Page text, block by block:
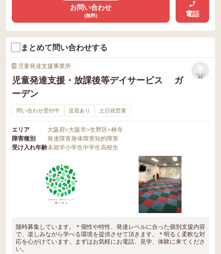
お問い合わせ
(無料) 電話
まとめて問い合わせする
児童発達支援事業所
児童発達支援・放課後等デイサービス ガ
ーデン
リストに
保存
問い合わせ受付中 送迎あり 土日祝営業
エリア 大阪府>大阪市>生野区>林寺
障害種別
発達障害身体障害知的障害
受け入れ年齢未就学小学生中学生高校生
随時募集しています。＊個性や特性、発達レベルに合った個別支援内容
で、楽しみながら学べる環境を提供させて頂きます。＊明るく柔軟な対
応を心がけています。まずはお気軽にお電話、見学、体験に来てくださ
い。